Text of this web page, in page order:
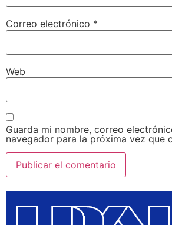
Correo electrónico *
Web
Guarda mi nombre, correo
navegador para la próxima vez que